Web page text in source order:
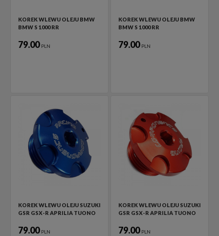
KOREK WLEWU OLEJU BMW
BMW S 1000 RR
79.00 PLN
KOREK WLEWU OLEJU BMW
BMW S 1000 RR
79.00 PLN
KOREK WLEWU OLEJU SUZUKI
GSR GSX-R APRILIA TUONO
79.00 PLN
KOREK WLEWU OLEJU SUZUKI
GSR GSX-R APRILIA TUONO
79.00 PLN